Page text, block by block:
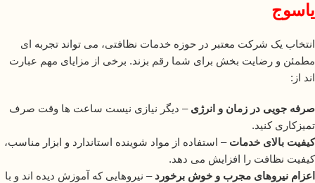
یاسوج
انتخاب یک شرکت معتبر در حوزه خدمات نظافتی، می تواند تجربه ای
مطمئن و رضایت بخش برای شما رقم بزند. برخی از مزایای مهم عبارت
اند از:
صرفه جویی در زمان و انرژی – دیگر نیازی نیست ساعت ها وقت صرف
تمیزکاری کنید.
کیفیت بالای خدمات – استفاده از مواد شوینده استاندارد و ابزار مناسب،
کیفیت نظافت را افزایش می دهد.
اعزام نیروهای مجرب و خوش برخورد – نیروهایی که آموزش دیده اند و با